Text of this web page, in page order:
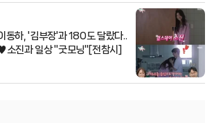
동하, '김부장'과 180도 달랐다..
소진과 일상 "굿모닝"[전참시]